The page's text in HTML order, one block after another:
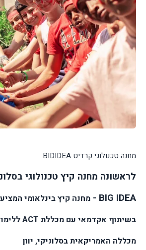
מחנה טכנולוגי קרדיט BIDIDEA
לראשונה מחנה קיץ טכנולוגי בסלוניקי,
BIG IDEA
- מחנה קיץ בינלאומי
בשיתוף אקדמאי עם מכללת ACT
מכללה האמריקאית בסלוניקי, יוון